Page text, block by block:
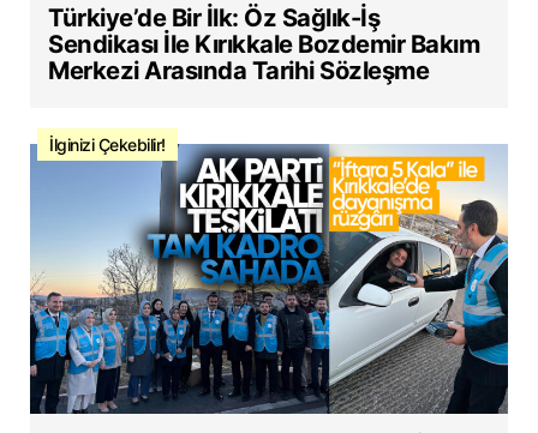
Türkiye’de Bir İlk: Öz Sağlık-İş
Sendikası İle Kırıkkale Bozdemir Bakım
Merkezi Arasında Tarihi Sözleşme
İlginizi Çekebilir!